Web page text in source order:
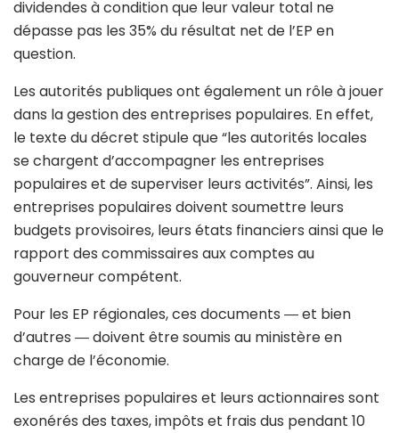
dividendes à condition que leur valeur total ne
dépasse pas les 35% du résultat net de l’EP en
question.
Les autorités publiques ont également un rôle à jouer
dans la gestion des entreprises populaires. En effet,
le texte du décret stipule que “les autorités locales
se chargent d’accompagner les entreprises
populaires et de superviser leurs activités”. Ainsi, les
entreprises populaires doivent soumettre leurs
budgets provisoires, leurs états financiers ainsi que le
rapport des commissaires aux comptes au
gouverneur compétent.
Pour les EP régionales, ces documents ― et bien
d’autres ― doivent être soumis au ministère en
charge de l’économie.
Les entreprises populaires et leurs actionnaires sont
exonérés des taxes, impôts et frais dus pendant 10